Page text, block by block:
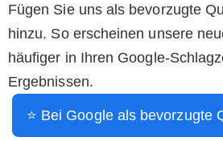
Fügen Sie uns als bevorzugte
hinzu. So erscheinen unsere
häufiger in Ihren Google-
Ergebnissen.
⭐ Bei Google als bevorzugte